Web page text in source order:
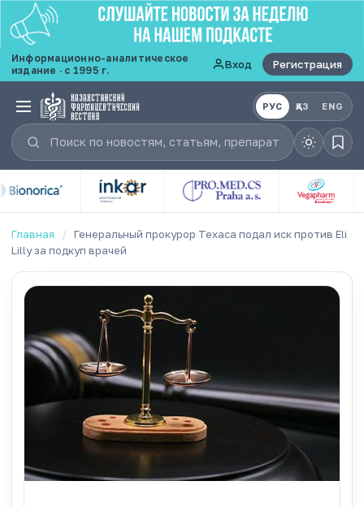
Информационно-аналитическое
издание · с 1995 г.
Вход Регистрация
РУС ҚАЗ ENG
Главная / Генеральный прокурор Техаса подал иск против Eli
Lilly за подкуп врачей